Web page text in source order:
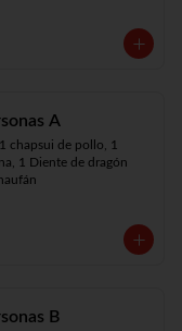
A
chapsui de pollo, 1
1 Diente de dragón
B